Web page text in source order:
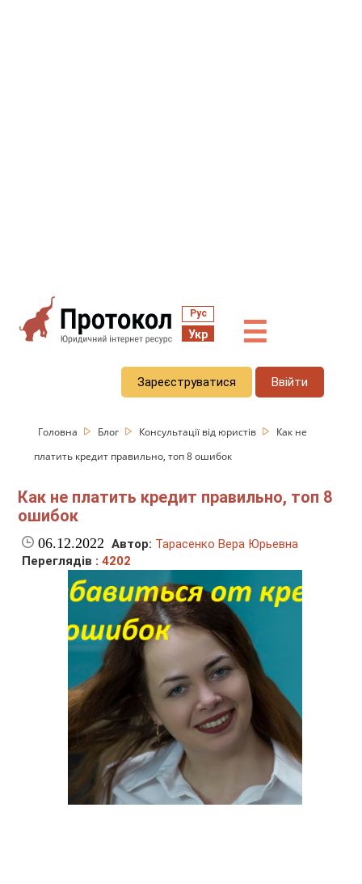
Рус
Укр ☰
Зареєструватися Ввійти
Головна Блог Консультації від юристів
Как не
платить кредит правильно, топ 8 ошибок
Как не платить кредит правильно, топ 8
ошибок
06.12.2022 Автор: Тарасенко Вера Юрьевна
Переглядів :4202